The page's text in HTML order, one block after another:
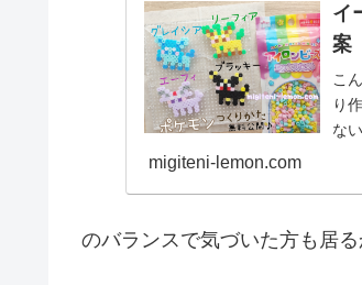
イ
案
こ
り
な
migiteni-lemon.com
のバランスで気づいた方も居